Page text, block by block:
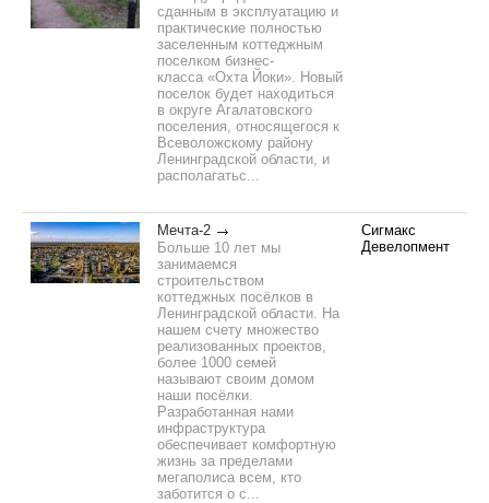
сданным в эксплуатацию и
практические полностью
заселенным коттеджным
поселком бизнес-
класса «Охта Йоки». Новый
поселок будет находиться
в округе Агалатовского
поселения, относящегося к
Всеволожскому району
Ленинградской области, и
располагатьс...
Мечта-2
Больше 10 лет мы
занимаемся
строительством
коттеджных посёлков в
Ленинградской области. На
нашем счету множество
реализованных проектов,
более 1000 семей
называют своим домом
наши посёлки.
Разработанная нами
инфраструктура
обеспечивает комфортную
жизнь за пределами
мегаполиса всем, кто
заботится о с...
Сигмакс
Девелопмент